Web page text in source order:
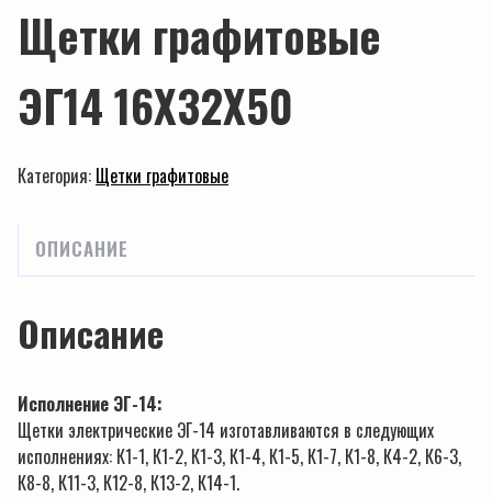
Щетки графитовые
ЭГ14 16Х32Х50
Категория: Щетки графитовые
ОПИСАНИЕ
Описание
Исполнение ЭГ-14:
Щетки электрические ЭГ-14 изготавливаются в следующих
исполнениях: К1-1, К1-2, К1-3, К1-4, К1-5, К1-7, К1-8, К4-2, К6-3,
К8-8, К11-3, К12-8, К13-2, К14-1.